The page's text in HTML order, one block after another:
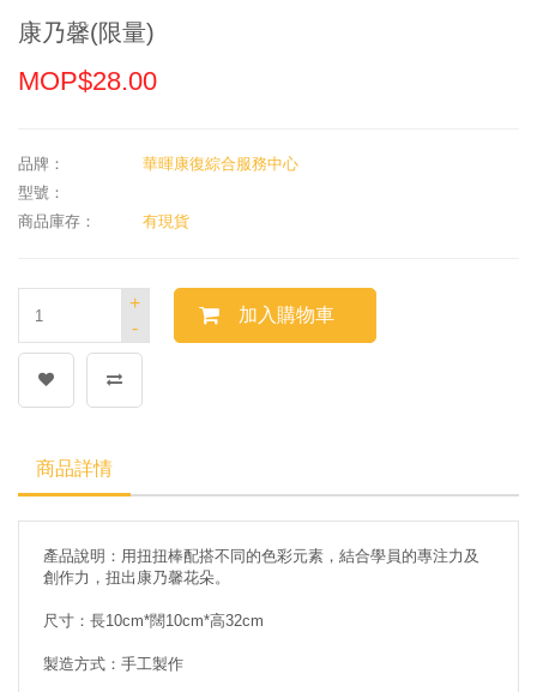
康乃馨(限量)
MOP$28.00
品牌：
華暉康復綜合服務中心
型號：
商品庫存：
有現貨
-
+
加入購物車
商品詳情
產品說明：用扭扭棒配搭不同的色彩元素，結合學員的專注力及
創作力，扭出康乃馨花朵。
尺寸：長10cm*闊10cm*高32cm
製造方式：手工製作